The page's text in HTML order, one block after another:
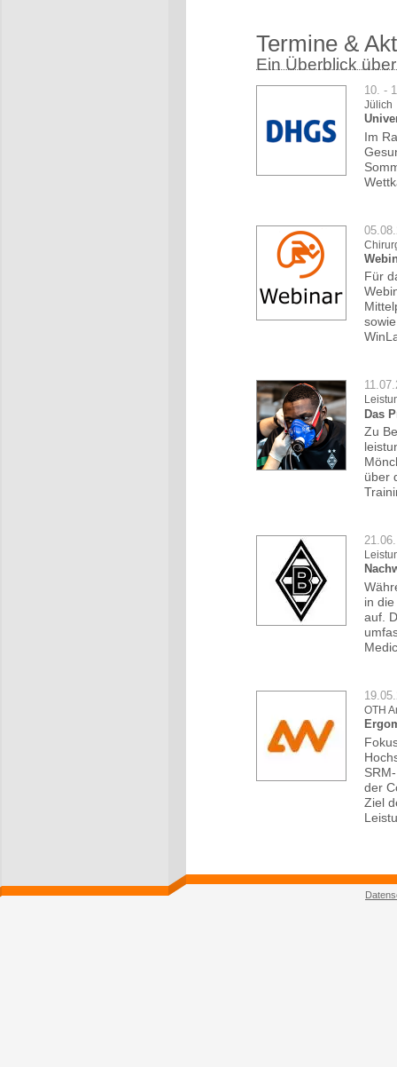
Termine &
Ein Überblick
10. -
Jülich
Im
Für
Das
Zu
über
in
auf.
OTH
der
Ziel